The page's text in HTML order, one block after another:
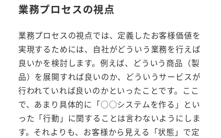
業務プロセスの視点
業務プロセスの視点では、定義したお客様価値を
実現するためには、自社がどういう業務を行えば
良いかを検討します。例えば、どういう商品（製
品）を展開すれば良いのか、どういうサービスが
行われていれば良いのかといったことです。ここ
で、あまり具体的に「○○システムを作る」とい
った「行動」に関することは言わないようにしま
す。それよりも、お客様から見える「状態」で定